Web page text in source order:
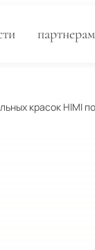
партнерам
красок HIMI